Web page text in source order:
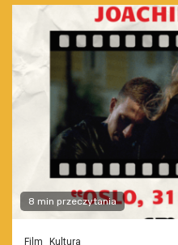
8 min przeczytania
Film Kultura